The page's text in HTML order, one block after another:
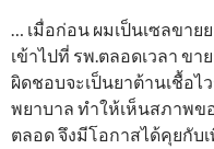
… เมื่อก่อน ผมเป็นเซลขาย
เข้าไปที่ รพ.ตลอดเวลา ข
ผิดชอบจะเป็นยาต้านเชื้อไ
พยาบาล ทำให้เห็นสภาพข
ตลอด จึงมีโอกาสได้คุยกับ